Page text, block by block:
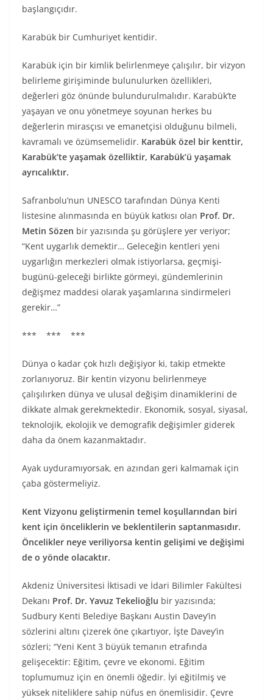
başlangıçıdır.
Karabük bir Cumhuriyet kentidir.
Karabük için bir kimlik belirlenmeye çalışılır, bir vizyon
belirleme girişiminde bulunulurken özellikleri,
değerleri göz önünde bulundurulmalıdır. Karabük’te
yaşayan ve onu yönetmeye soyunan herkes bu
değerlerin mirasçısı ve emanetçisi olduğunu bilmeli,
kavramalı ve özümsemelidir. Karabük özel bir kenttir,
Karabük’te yaşamak özelliktir, Karabük’ü yaşamak
ayrıcalıktır.
Safranbolu’nun UNESCO tarafından Dünya Kenti
listesine alınmasında en büyük katkısı olan Prof. Dr.
Metin Sözen bir yazısında şu görüşlere yer veriyor;
“Kent uygarlık demektir… Geleceğin kentleri yeni
uygarlığın merkezleri olmak istiyorlarsa, geçmişi-
bugünü-geleceği birlikte görmeyi, gündemlerinin
değişmez maddesi olarak yaşamlarına sindirmeleri
gerekir…”
*** *** ***
Dünya o kadar çok hızlı değişiyor ki, takip etmekte
zorlanıyoruz. Bir kentin vizyonu belirlenmeye
çalışılırken dünya ve ulusal değişim dinamiklerini de
dikkate almak gerekmektedir. Ekonomik, sosyal, siyasal,
teknolojik, ekolojik ve demografik değişimler giderek
daha da önem kazanmaktadır.
Ayak uyduramıyorsak, en azından geri kalmamak için
çaba göstermeliyiz.
Kent Vizyonu geliştirmenin temel koşullarından biri
kent için önceliklerin ve beklentilerin saptanmasıdır.
Öncelikler neye veriliyorsa kentin gelişimi ve değişimi
de o yönde olacaktır.
Akdeniz Üniversitesi İktisadi ve İdari Bilimler Fakültesi
Dekanı Prof. Dr. Yavuz Tekelioğlu bir yazısında;
Sudbury Kenti Belediye Başkanı Austin Davey’in
sözlerini altını çizerek öne çıkartıyor, İşte Davey’in
sözleri; “Yeni Kent 3 büyük temanın etrafında
gelişecektir: Eğitim, çevre ve ekonomi. Eğitim
toplumumuz için en önemli öğedir. İyi eğitilmiş ve
yüksek niteliklere sahip nüfus en önemlisidir. Çevre